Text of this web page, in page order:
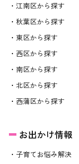
・江南区から探す
・秋葉区から探す
・東区から探す
・西区から探す
・南区から探す
・北区から探す
・西蒲区から探す
お出かけ情報
・子育てお悩み解決